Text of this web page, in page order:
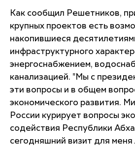
Как сообщил Решетников,
крупных проектов есть
накопившиеся
инфраструктурного
энергоснабжением,
канализацией. "Мы с
эти вопросы и в общем
экономического развития.
России курирует вопросы
содействия Республики
сегодняшний визит для